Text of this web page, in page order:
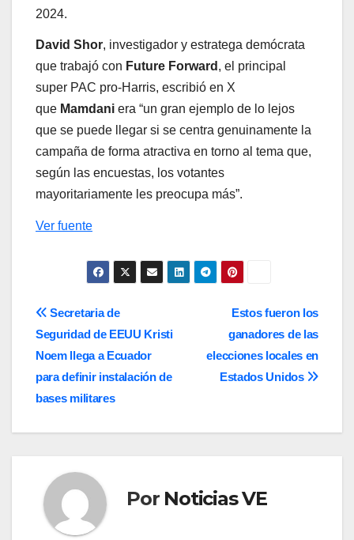
2024.
David Shor, investigador y estratega demócrata
que trabajó con Future Forward , el principal
super PAC pro-Harris, escribió en X
que Mamdani era “un gran ejemplo de lo lejos
que se puede llegar si se centra genuinamente la
campaña de forma atractiva en torno al tema que,
según las encuestas, los votantes
mayoritariamente les preocupa más”.
Ver fuente
Navegación
de
entradas
Estos fueron los
ganadores de las
elecciones locales en
Estados Unidos
Secretaria de
Seguridad de EEUU Kristi
Noem llega a Ecuador
para definir instalación de
bases militares
Por Noticias VE